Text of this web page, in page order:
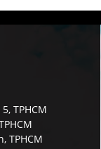
TPHCM
TPHCM